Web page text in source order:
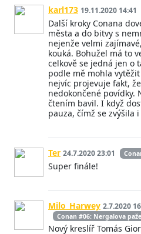
karl173 19.11.2020 14:41
Další kroky Conana
města a do bitvy s
nejenže velmi
kouká. Bohužel má to
celkově se jedná jen o
podle mě mohla
nejvíc projevuje fakt,
nedokončené povídky.
čtením bavil. I když
pauza, čímž se zvýšila
Ter 24.7.2020 23:01
Super finále!
Milo_Harwey 2.7.2020
Conan #06: Nergalova paže
Nový kreslíř Tomás